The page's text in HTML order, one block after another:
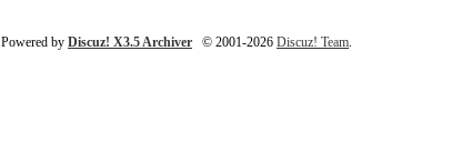
Powered by Discuz! X3.5 Archiver © 2001-2026 Discuz! Team.